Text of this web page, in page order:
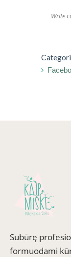
Subūrę
formuodami